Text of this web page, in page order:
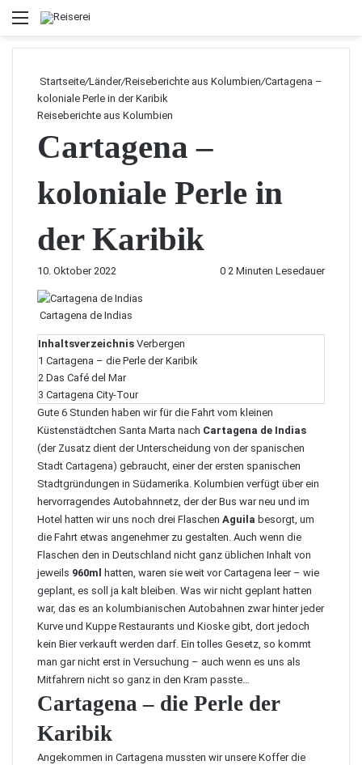
Menü
Startseite/Länder/Reiseberichte aus Kolumbien/Cartagena –
koloniale Perle in der Karibik
Reiseberichte aus Kolumbien
Cartagena –
koloniale Perle in
der Karibik
10. Oktober 2022 0 2 Minuten Lesedauer
Cartagena de Indias
Inhaltsverzeichnis Verbergen
1 Cartagena – die Perle der Karibik
2 Das Café del Mar
3 Cartagena City-Tour
Gute 6 Stunden haben wir für die Fahrt vom kleinen
Küstenstädtchen Santa Marta nach Cartagena de Indias
(der Zusatz dient der Unterscheidung von der spanischen
Stadt Cartagena) gebraucht, einer der ersten spanischen
Stadtgründungen in Südamerika. Kolumbien verfügt über ein
hervorragendes Autobahnnetz, der der Bus war neu und im
Hotel hatten wir uns noch drei Flaschen Aguila besorgt, um
die Fahrt etwas angenehmer zu gestalten. Auch wenn die
Flaschen den in Deutschland nicht ganz üblichen Inhalt von
jeweils 960ml hatten, waren sie weit vorCartagena leer – wie
geplant, es soll ja kalt bleiben. Was wir nicht geplant hatten
war, das es an kolumbianischen Autobahnen zwar hinter jeder
Kurve und Kuppe Restaurants und Kioske gibt, dort jedoch
kein Bier verkauft werden darf. Ein tolles Gesetz, so kommt
man gar nicht erst in Versuchung – auch wenn es uns als
Mitfahrern nicht so ganz in den Kram passte…
Cartagena – die Perle der
Karibik
Angekommen in Cartagena mussten wir unsere Koffer die